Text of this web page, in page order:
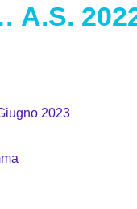
A.S.
2023